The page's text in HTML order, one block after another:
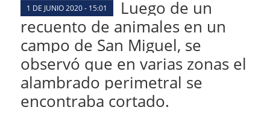
1 DE JUNIO 2020 - 15:01
Luego de un
recuento de animales en un
campo de San Miguel, se
observó que en varias zonas el
alambrado perimetral se
encontraba cortado.